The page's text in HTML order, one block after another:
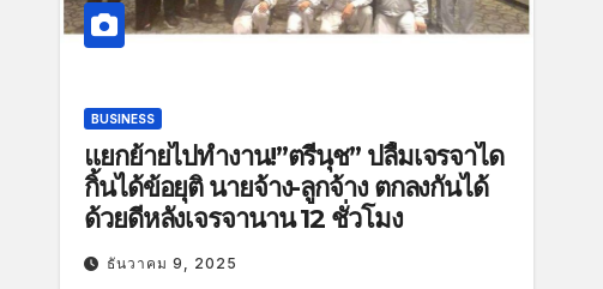
BUSINESS
แยกย้ายไปทำงาน!”ตรีนุช” ปลื้มเจรจาได
กิ้นได้ข้อยุติ นายจ้าง-ลูกจ้าง ตกลงกันได้
ด้วยดีหลังเจรจานาน 12 ชั่วโมง
ธันวาคม 9, 2025